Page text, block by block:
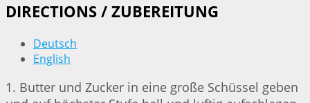
DIRECTIONS / ZUBEREITUNG
Deutsch
English
1. Butter und Zucker in eine große Schüssel geben